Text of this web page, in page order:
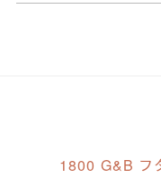
1800 G&B フ